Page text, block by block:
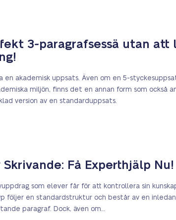
3-paragrafsessä utan att
en akademisk uppsats. Även om en 5-
miljön, finns det en annan form som också
version av en standarduppsats.
Skrivande: Få Experthjälp Nu!
som elever får för att kontrollera sin
följer en standardstruktur och består av en
paragraf. Dock, även om…